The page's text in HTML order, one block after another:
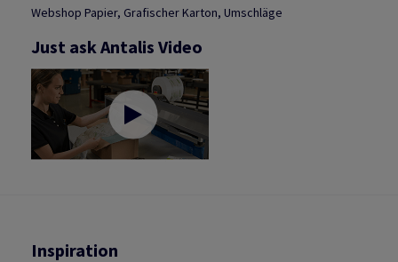
Webshop Papier, Grafischer Karton, Umschläge
Just ask Antalis Video
Inspiration